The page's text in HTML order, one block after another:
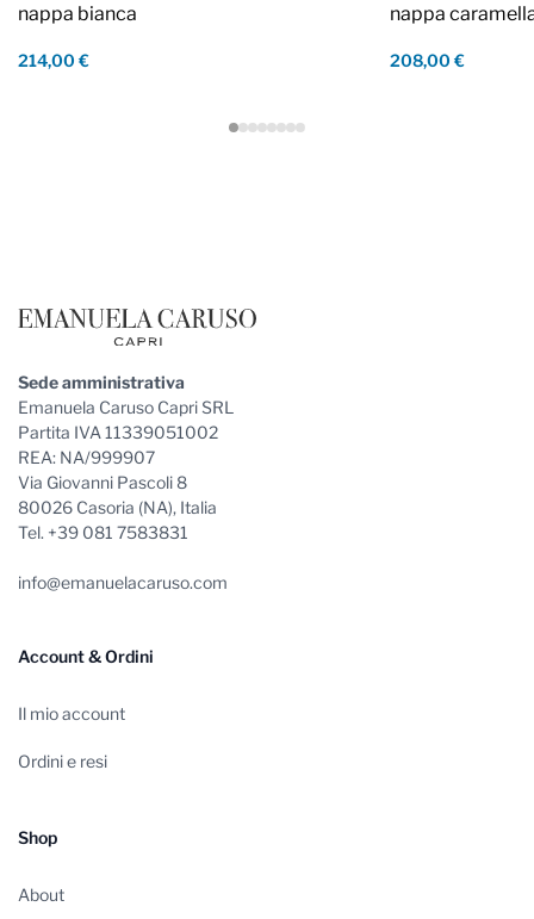
nappa bianca
214,00 €
nappa
208,00 €
Sede amministrativa
Emanuela Caruso Capri SRL
Partita IVA 11339051002
REA: NA/999907
Via Giovanni Pascoli 8
80026 Casoria (NA), Italia
Tel. +39 081 7583831
info@emanuelacaruso.com
Account & Ordini
Il mio account
Ordini e resi
Shop
About